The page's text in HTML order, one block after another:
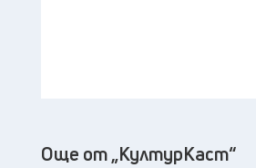
Още от „КултурКаст“